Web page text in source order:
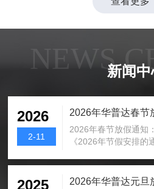
NEWS新闻中
2026
2-11
2026年华普达春节
2026年春节放假通知
《2026年节假安排的
下：一、春节放假为
12天，2月24日正常
2025 2026年华普达元旦